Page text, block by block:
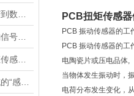
PCB扭矩传感
PCB 振动传感器的工
PCB 振动传感器的
电陶瓷片或压电品体,
当物体发生振动时，
电荷分布发生变化，